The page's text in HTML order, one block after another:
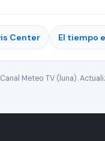
Center El tiempo
Meteo TV (luna).